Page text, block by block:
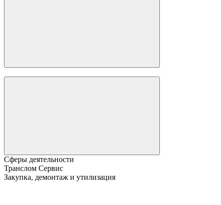
Сферы деятельности
Транслом Сервис
Закупка, демонтаж и утилизация